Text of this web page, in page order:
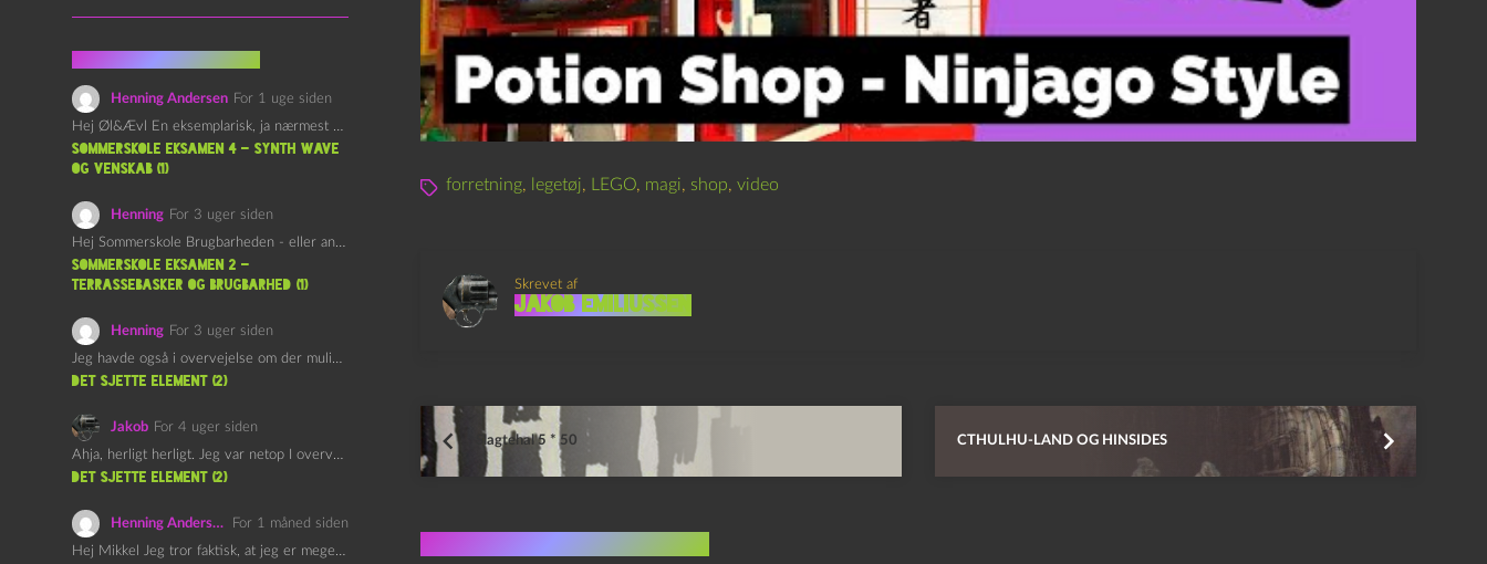
forretning, legetøj, LEGO, magi, shop, video
Skrevet af
Jakob Emiliussen
Slagtehal 5 * 50 CTHULHU-LAND OG HINSIDES
Henning Andersen For 1 uge siden
Hej Øl&Ævl En eksemplarisk, ja nærmest yndefuld, afslutning på SOMMERSKOLEN.…
Sommerskole Eksamen 4 – Synth Wave
og Venskab (1)
Henning For 3 uger siden
Hej Sommerskole Brugbarheden - eller anvendeligheden - af "Øl&Ævl" er…
Sommerskole Eksamen 2 –
Terrassebasker og Brugbarhed (1)
Henning For 3 uger siden
Jeg havde også i overvejelse om der muligvis kunne være…
det sjette element (2)
Jakob For 4 uger siden
Ahja, herligt herligt. Jeg var netop I overvejelser om at…
det sjette element (2)
Henning Andersen
For 1 måned siden
Hej Mikkel Jeg tror faktisk, at jeg er meget enig…